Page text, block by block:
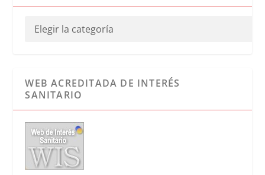
WEB ACREDITADA DE INTERÉS
SANITARIO